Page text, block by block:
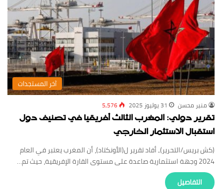
‏آخر المستجدات
منير محسن 31 يوليوز 2025 5,576
تقرير دولي: المغرب الثالث أفريقيا في تصنيف دول
استقبال الاستثمار الخارجي
(كش بريس/التحرير)ـ أفاد تقرير ل(الأونكتاد)، أن المغرب يعتبر في العام
2024 وجهة استثمارية صاعدة على مستوى القارة الإفريقية، حيث تم…
‏التفاصيل